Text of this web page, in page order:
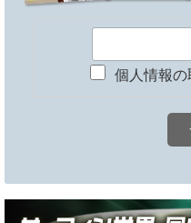
個人情報の